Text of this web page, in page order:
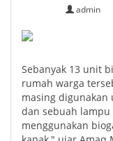
admin
Sebanyak 13 unit
rumah warga
masing digunakan
dan sebuah lampu
menggunakan